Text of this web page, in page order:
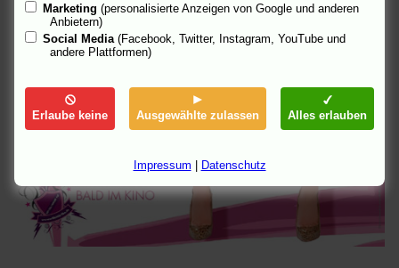
Marketing (personalisierte Anzeigen von Google und anderen
Anbietern)
Social Media (Facebook, Twitter, Instagram, YouTube und
andere Plattformen)
Erlaube keine Ausgewählte zulassen Alles erlauben
Impressum Datenschutz